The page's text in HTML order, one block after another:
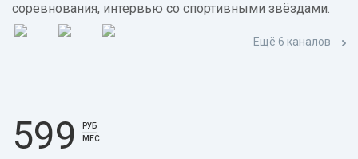
соревнования, интервью со спортивными звёздами.
Ещё 6 каналов
599
РУБ
МЕС